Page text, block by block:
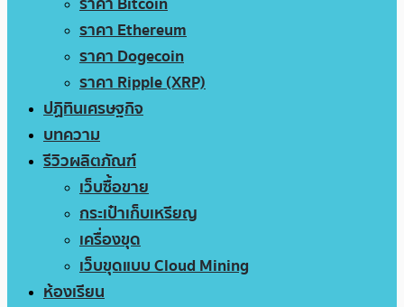
ราคา Ethereum
ราคา Dogecoin
ราคา Ripple (XRP)
ปฏิทินเศรษฐกิจ
บทความ
รีวิวผลิตภัณฑ์
เว็บซื้อขาย
กระเป๋าเก็บเหรียญ
เครื่องขุด
เว็บขุดแบบ Cloud Mining
ห้องเรียน